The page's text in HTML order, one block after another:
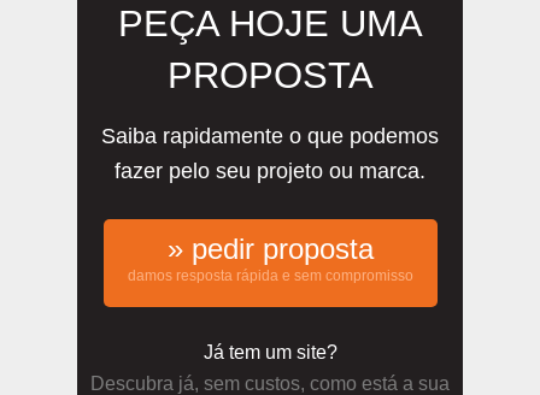
PEÇA HOJE UMA
PROPOSTA
Saiba rapidamente o que podemos
fazer pelo seu projeto ou marca.
» pedir proposta
damos resposta rápida e sem compromisso
Já tem um site?
Descubra já, sem custos, como está a sua